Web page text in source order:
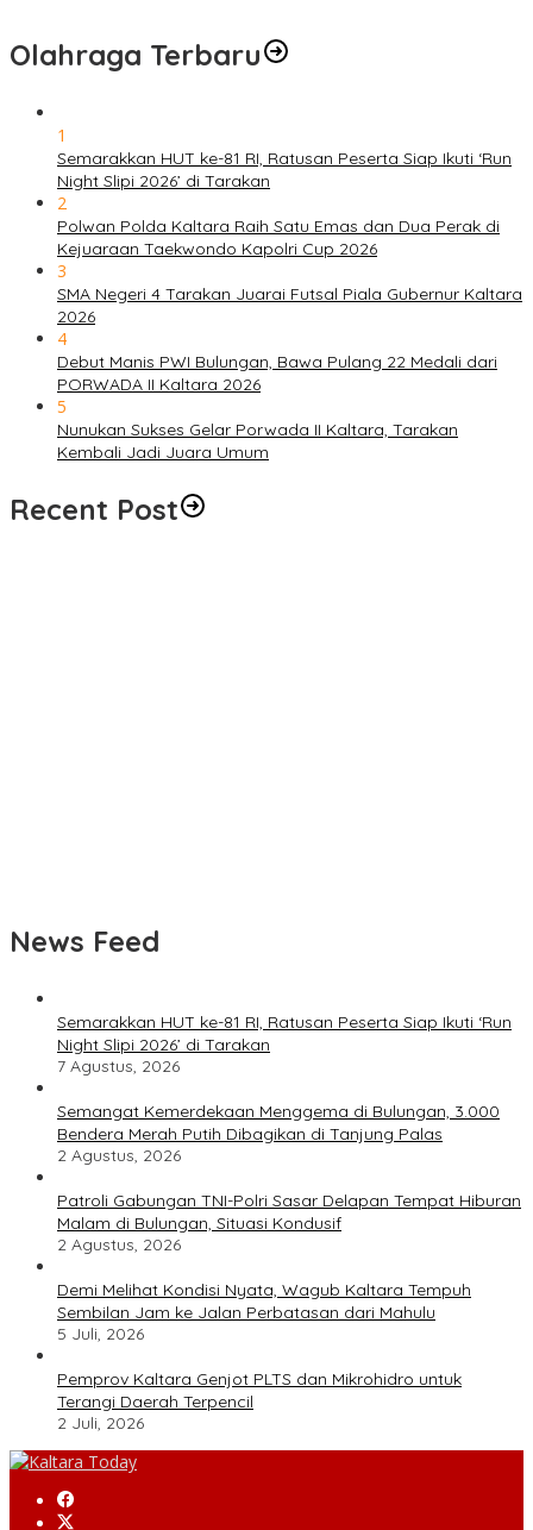
Olahraga Terbaru
1
Semarakkan HUT ke-81 RI, Ratusan Peserta Siap Ikuti ‘Run
Night Slipi 2026’ di Tarakan
2
Polwan Polda Kaltara Raih Satu Emas dan Dua Perak di
Kejuaraan Taekwondo Kapolri Cup 2026
3
SMA Negeri 4 Tarakan Juarai Futsal Piala Gubernur Kaltara
2026
4
Debut Manis PWI Bulungan, Bawa Pulang 22 Medali dari
PORWADA II Kaltara 2026
5
Nunukan Sukses Gelar Porwada II Kaltara, Tarakan
Kembali Jadi Juara Umum
Recent Post
News Feed
Semarakkan HUT ke-81 RI, Ratusan Peserta Siap Ikuti ‘Run
Night Slipi 2026’ di Tarakan
7 Agustus, 2026
Semangat Kemerdekaan Menggema di Bulungan, 3.000
Bendera Merah Putih Dibagikan di Tanjung Palas
2 Agustus, 2026
Patroli Gabungan TNI-Polri Sasar Delapan Tempat Hiburan
Malam di Bulungan, Situasi Kondusif
2 Agustus, 2026
Demi Melihat Kondisi Nyata, Wagub Kaltara Tempuh
Sembilan Jam ke Jalan Perbatasan dari Mahulu
5 Juli, 2026
Pemprov Kaltara Genjot PLTS dan Mikrohidro untuk
Terangi Daerah Terpencil
2 Juli, 2026